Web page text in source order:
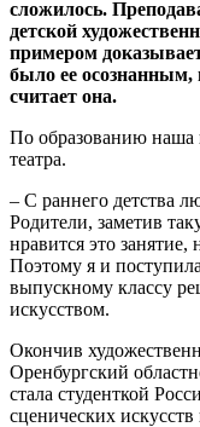
сложилось.
детской
примером
было ее
считает она.
По образованию наша
театра.
– С раннего детства
Родители, заметив
нравится это занятие,
Поэтому я и
выпускному классу
искусством.
Окончив
Оренбургский
стала студенткой
сценических